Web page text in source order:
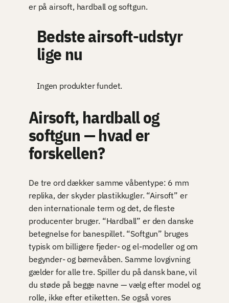
er på airsoft, hardball og softgun.
Bedste airsoft-udstyr
lige nu
Ingen produkter fundet.
Airsoft, hardball og
softgun — hvad er
forskellen?
De tre ord dækker samme våbentype: 6 mm
replika, der skyder plastikkugler. “Airsoft” er
den internationale term og det, de fleste
producenter bruger. “Hardball” er den danske
betegnelse for banespillet. “Softgun” bruges
typisk om billigere fjeder- og el-modeller og om
begynder- og børnevåben. Samme lovgivning
gælder for alle tre. Spiller du på dansk bane, vil
du støde på begge navne — vælg efter model og
rolle, ikke efter etiketten. Se også vores